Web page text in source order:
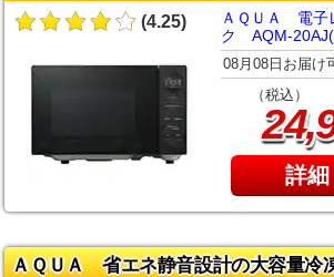
(4.25)
ＡＱＵＡ 電
ク AQM-
08月08日お届け
（税込）
24,
詳
ＡＱＵＡ 省エネ静音設計の大容量冷